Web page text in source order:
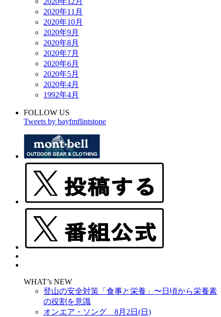
2020年11月
2020年10月
2020年9月
2020年8月
2020年7月
2020年6月
2020年5月
2020年4月
1992年4月
FOLLOW US
Tweets by bayfmflintstone
WHAT’s NEW
登山の安全対策「食事と栄養」〜日頃から栄養素
の役割を意識
オンエア・ソング 8月2日(日)